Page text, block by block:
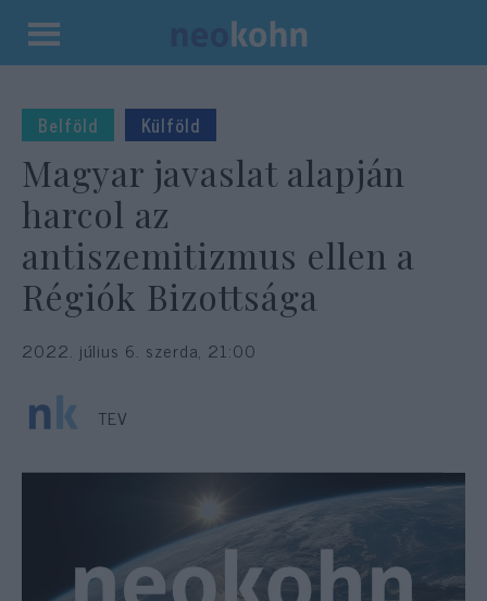
Kilépés
tartalomba
Belföld Külföld
Magyar javaslat alapján
harcol az
antiszemitizmus ellen a
Régiók Bizottsága
2022. július 6. szerda, 21:00
TEV